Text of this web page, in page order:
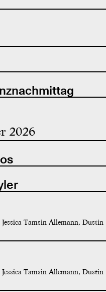
2026
Tamsin Allemann, Dustin
Tamsin Allemann, Dustin